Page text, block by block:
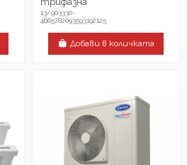
13/903330-
4665782093593192125
Добави в количката